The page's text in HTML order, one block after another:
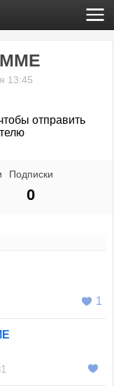
13:45
отправить
Подписки
0
1